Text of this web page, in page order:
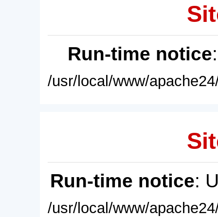
Run-time notice
/usr/local/www/
Run-time notice:
/usr/local/www/